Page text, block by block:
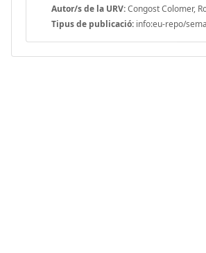
Autor/s de la URV:Congost Colomer,
Tipus de publicació: info:eu-repo/